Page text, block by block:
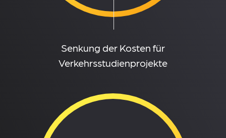
Senkung der Kosten für
Verkehrsstudienprojekte